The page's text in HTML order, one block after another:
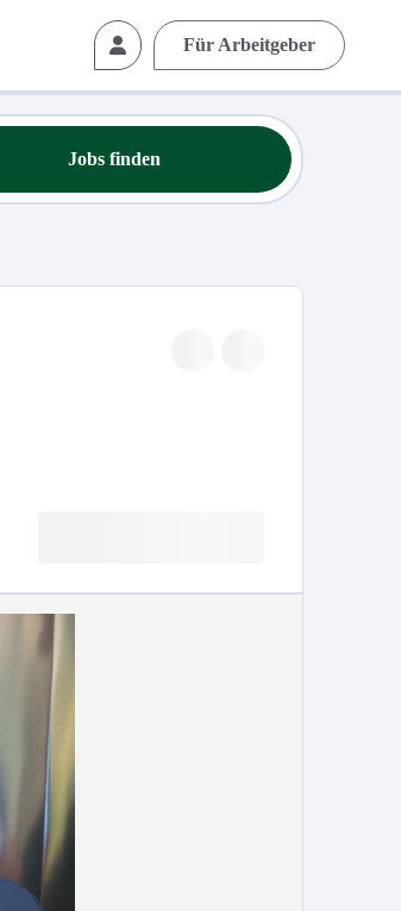
Für Arbeitgeber
Jobs finden